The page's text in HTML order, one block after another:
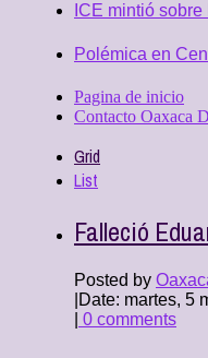
ICE mintió
Polémica en
Pagina de inicio
Contacto Oaxaca
Grid
List
Falleció
Posted by
Date: martes, 5
0 comments